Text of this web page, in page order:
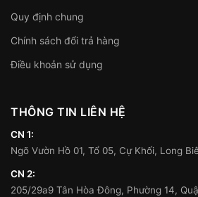
Quy định chung
Chính sách đổi trả hàng
Điều khoản sử dụng
THÔNG TIN LIÊN HỆ
CN 1:
Ngõ Vườn Hồ 01, Tổ 05, Cự Khối, Long
CN 2:
205/29a9 Tân Hòa Đông, Phường 14,